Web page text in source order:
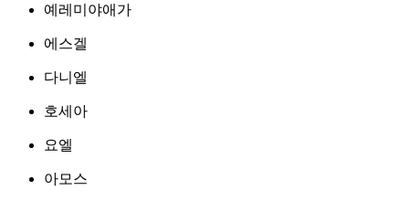
예레미야애가
에스겔
다니엘
호세아
요엘
아모스